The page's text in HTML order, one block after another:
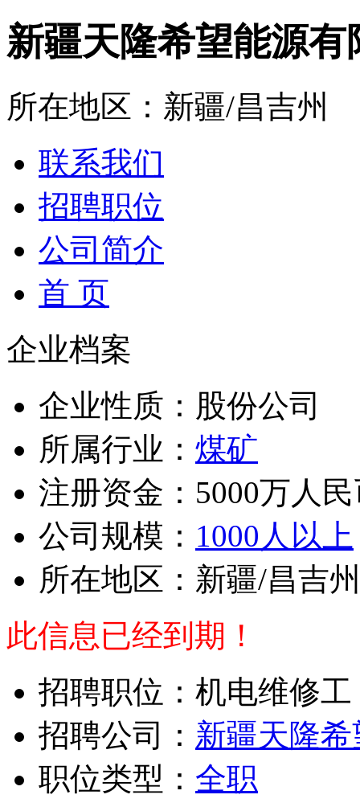
新疆天隆希望能源有
所在地区：新疆/昌吉州
联系我们
招聘职位
公司简介
首 页
企业档案
企业性质：股份公司
所属行业： 煤矿
注册资金：5000万人
公司规模： 1000人以上
所在地区：新疆/昌吉州
此信息已经到期！
招聘职位：机电维修工
招聘公司： 新疆天隆
职位类型： 全职